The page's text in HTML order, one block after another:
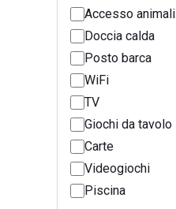
Accesso animali
Doccia calda
Posto barca
WiFi
TV
Giochi da tavolo
Carte
Videogiochi
Piscina